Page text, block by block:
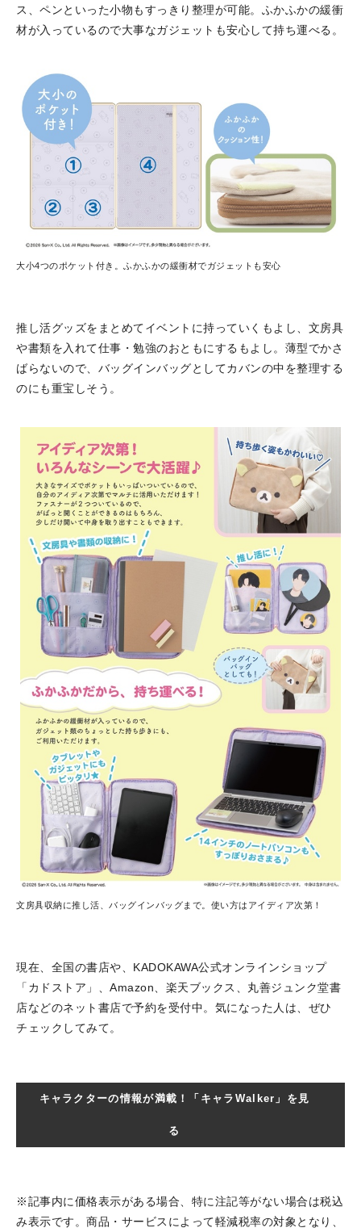
ス、ペンといった小物もすっきり整理が可能。ふかふかの緩衝
材が入っているので大事なガジェットも安心して持ち運べる。
大小4つのポケット付き。ふかふかの緩衝材でガジェットも安心
推し活グッズをまとめてイベントに持っていくもよし、文房具
や書類を入れて仕事・勉強のおともにするもよし。薄型でかさ
ばらないので、バッグインバッグとしてカバンの中を整理する
のにも重宝しそう。
文房具収納に推し活、バッグインバッグまで。使い方はアイディア次第！
現在、全国の書店や、KADOKAWA公式オンラインショップ
「カドストア」、Amazon、楽天ブックス、丸善ジュンク堂書
店などのネット書店で予約を受付中。気になった人は、ぜひ
チェックしてみて。
キャラクターの情報が満載！「キャラWalker」を見
る
※記事内に価格表示がある場合、特に注記等がない場合は税込
み表示です。商品・サービスによって軽減税率の対象となり、